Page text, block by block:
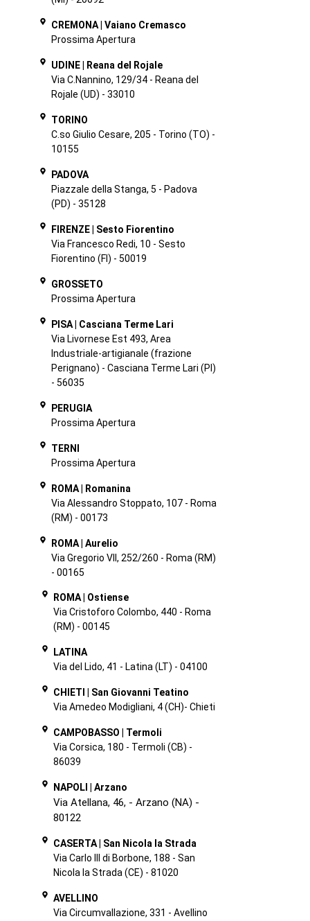
CREMONA | Vaiano Cremasco
Prossima Apertura
UDINE | Reana del Rojale
Via C.Nannino, 129/34 - Reana del
Rojale (UD) - 33010
TORINO
C.so Giulio Cesare, 205 - Torino (TO) -
10155
PADOVA
Piazzale della Stanga, 5 - Padova
(PD) - 35128
FIRENZE | Sesto Fiorentino
Via Francesco Redi, 10 - Sesto
Fiorentino (FI) - 50019
GROSSETO
Prossima Apertura
PISA | Casciana Terme Lari
Via Livornese Est 493, Area
Industriale-artigianale (frazione
Perignano) - Casciana Terme Lari (PI)
- 56035
PERUGIA
Prossima Apertura
TERNI
Prossima Apertura
ROMA | Romanina
Via Alessandro Stoppato, 107 - Roma
(RM) - 00173
ROMA | Aurelio
Via Gregorio VII, 252/260 - Roma (RM)
- 00165
ROMA | Ostiense
Via Cristoforo Colombo, 440 - Roma
(RM) - 00145
LATINA
Via del Lido, 41 - Latina (LT) - 04100
CHIETI | San Giovanni Teatino
Via Amedeo Modigliani, 4 (CH)- Chieti
CAMPOBASSO | Termoli
Via Corsica, 180 - Termoli (CB) -
86039
NAPOLI | Arzano
Via Atellana, 46, - Arzano (NA) -
80122
CASERTA | San Nicola la Strada
Via Carlo III di Borbone, 188 - San
Nicola la Strada (CE) - 81020
AVELLINO
Via Circumvallazione, 331 - Avellino